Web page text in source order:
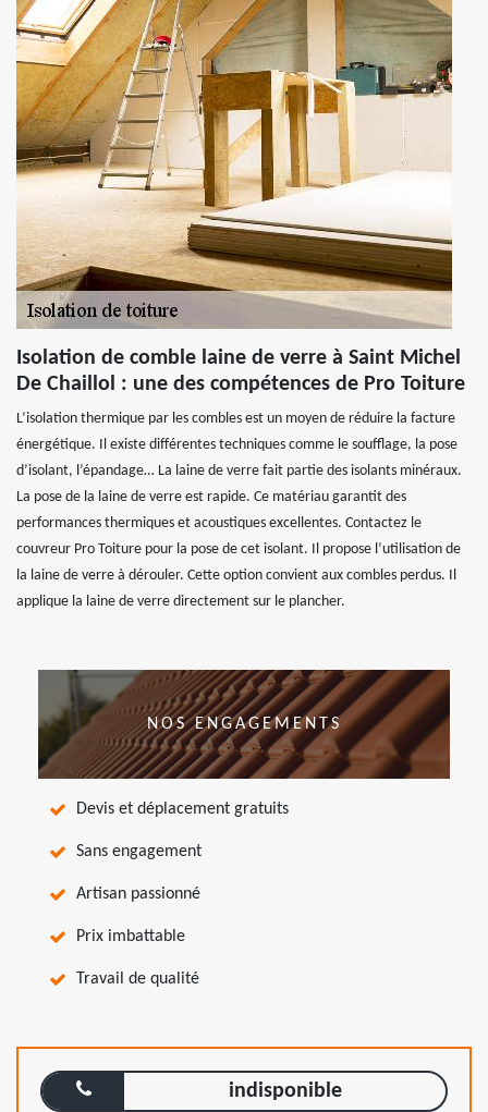
Isolation de comble laine de verre à Saint Michel
De Chaillol : une des compétences de Pro Toiture
L’isolation thermique par les combles est un moyen de réduire la facture
énergétique. Il existe différentes techniques comme le soufflage, la pose
d’isolant, l’épandage… La laine de verre fait partie des isolants minéraux.
La pose de la laine de verre est rapide. Ce matériau garantit des
performances thermiques et acoustiques excellentes. Contactez le
couvreur Pro Toiture pour la pose de cet isolant. Il propose l’utilisation de
la laine de verre à dérouler. Cette option convient aux combles perdus. Il
applique la laine de verre directement sur le plancher.
NOS ENGAGEMENTS
Devis et déplacement gratuits
Sans engagement
Artisan passionné
Prix imbattable
Travail de qualité
indisponible